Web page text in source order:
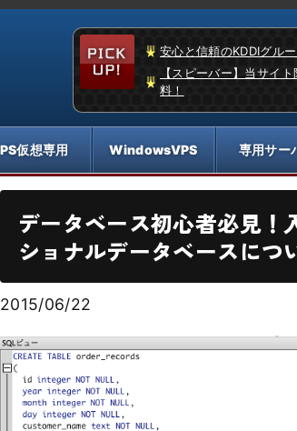
安心と信頼のKDDIグル
【スピーバー】当サイ
料！
データベース初心者必見！
ショナルデータベースにつ
2015/06/22